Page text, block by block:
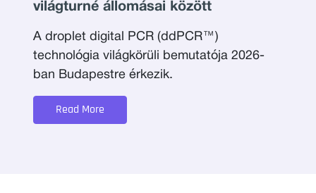
világturné állomásai között
A droplet digital PCR (ddPCR™)
technológia világkörüli bemutatója 2026-
ban Budapestre érkezik.
Read More